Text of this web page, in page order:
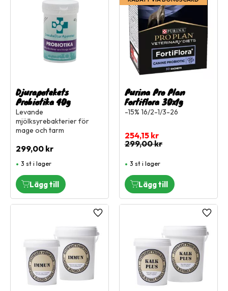
Djurapotekets
Probiotika 40g
Levande
mjölksyrebakterier för
mage och tarm
299,00 kr
3 st i lager
Purina Pro Plan
Fortiflora 30x1g
-15% 16/2-1/3-26
254,15 kr
299,00kr
3 st i lager
Lägg till i favoriter Lägg